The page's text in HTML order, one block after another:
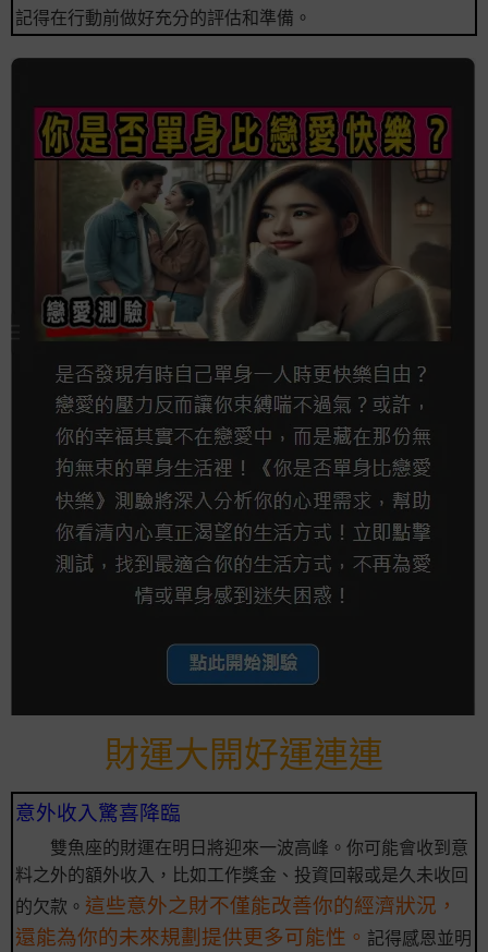
記得在行動前做好充分的評估和準備。
財運大開好運連連
意外收入驚喜降臨
雙魚座的財運在明日將迎來一波高峰。你可能會收到意
料之外的額外收入，比如工作獎金、投資回報或是久未收回
的欠款。 這些意外之財不僅能改善你的經濟狀況，
還能為你的未來規劃提供更多可能性。 記得感恩並明